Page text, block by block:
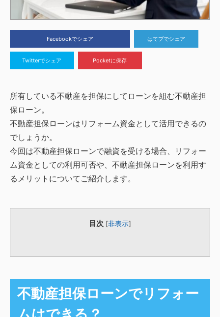
Facebookでシェア はてブでシェア
Twitterでシェア Pocketに保存
所有している不動産を担保にしてローンを組む不動産担
保ローン。
不動産担保ローンはリフォーム資金として活用できるの
でしょうか。
今回は不動産担保ローンで融資を受ける場合、リフォー
ム資金としての利用可否や、不動産担保ローンを利用す
るメリットについてご紹介します。
目次 [非表示]
不動産担保ローンでリフォー